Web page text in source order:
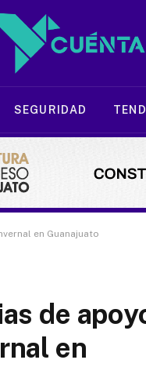
SEGURIDAD
en Guanajuato
de
en